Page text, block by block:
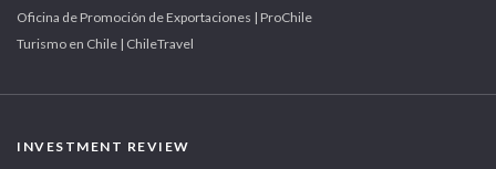
Oficina de Promoción de Exportaciones | ProChile
Turismo en Chile | ChileTravel
INVESTMENT REVIEW